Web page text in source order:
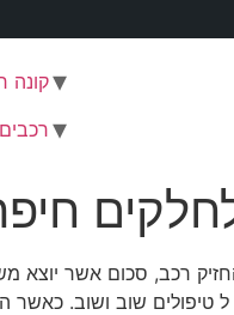
קונה
רכב, סכום אשר יוצא
ל טיפולים שוב ושוב.